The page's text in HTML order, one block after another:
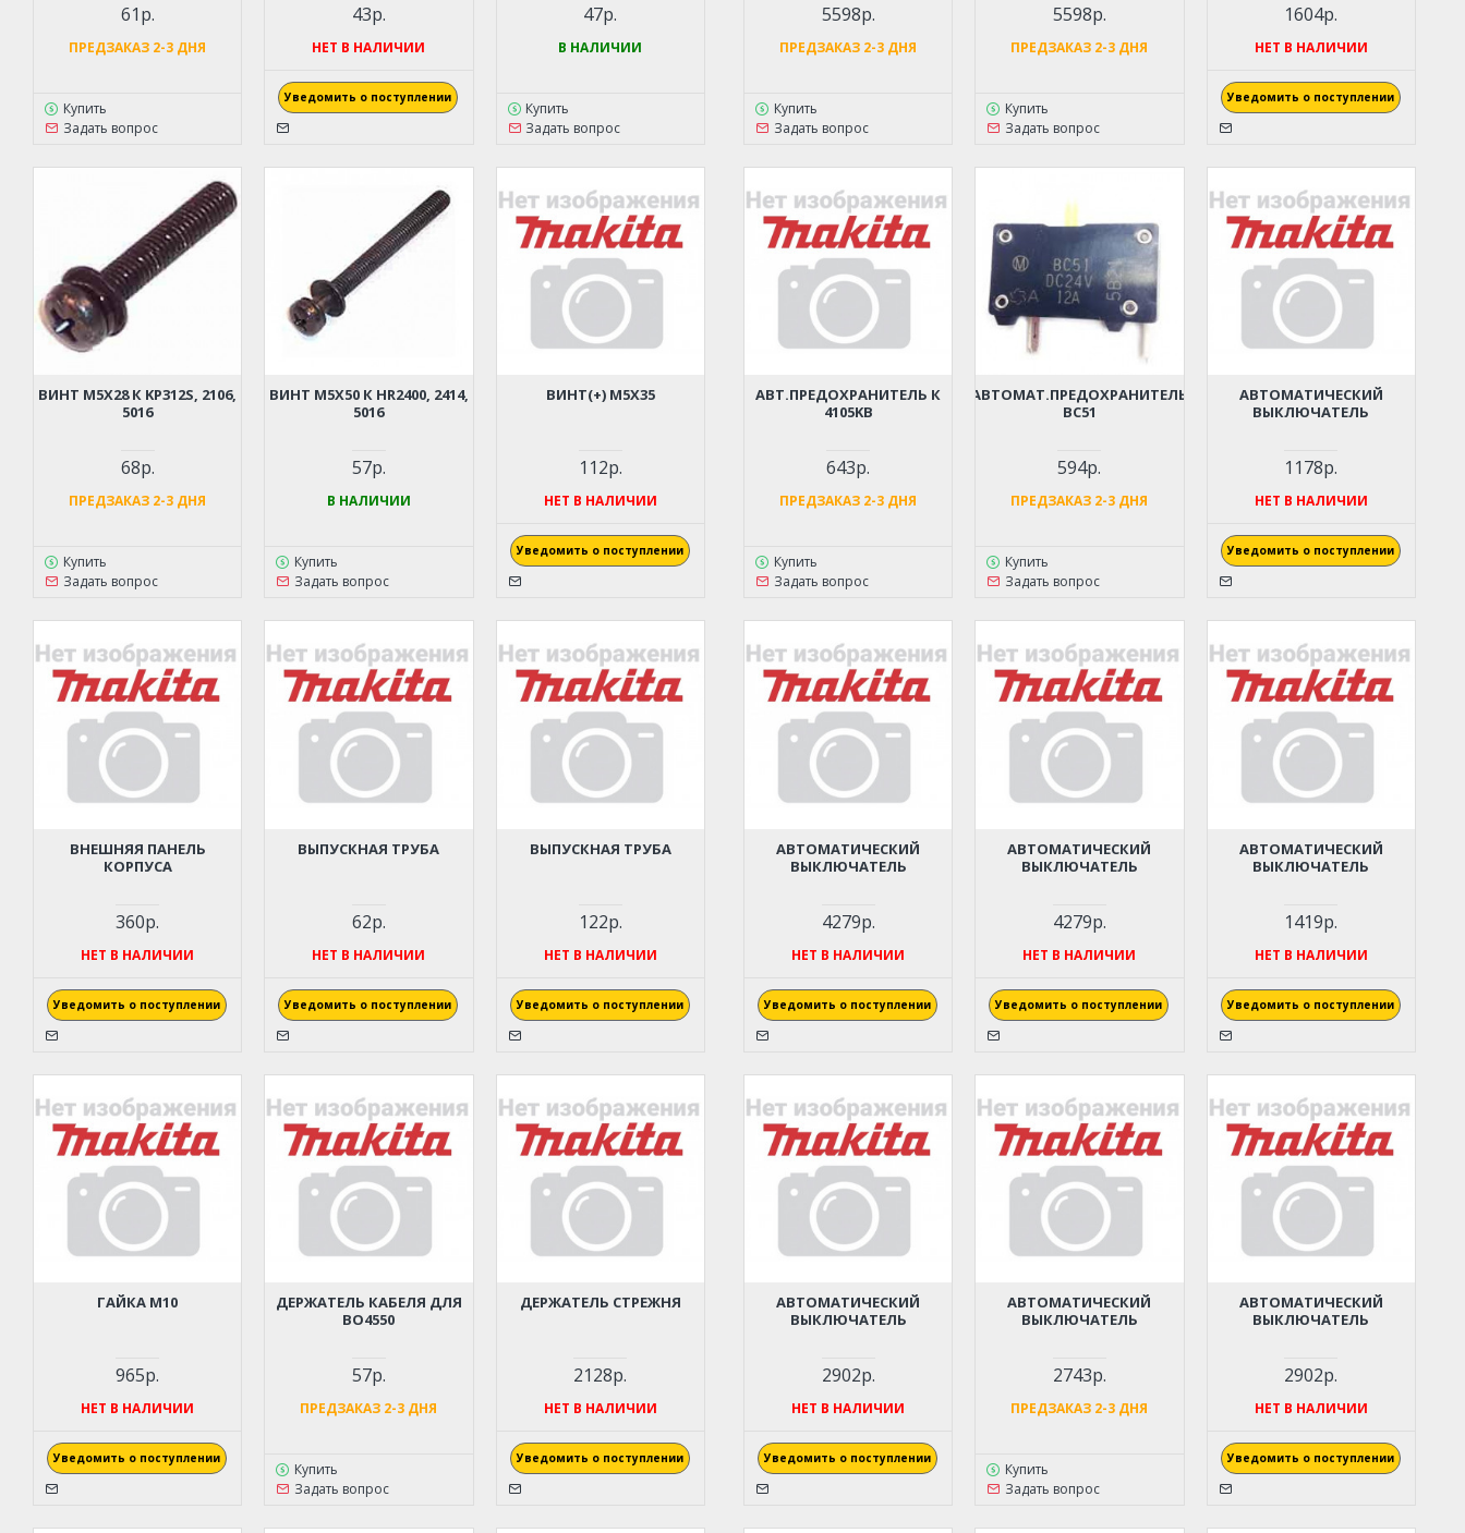
61р.
ПРЕДЗАКАЗ 2-3 ДНЯ
Купить
Задать вопрос
43р.
НЕТ В НАЛИЧИИ
Уведомить о поступлении
47р.
В НАЛИЧИИ
Купить
Задать вопрос
ВИНТ M5Х28 К KP312S, 2106,
5016
68р.
ПРЕДЗАКАЗ 2-3 ДНЯ
Купить
Задать вопрос
ВИНТ M5Х50 К HR2400, 2414,
5016
57р.
В НАЛИЧИИ
Купить
Задать вопрос
ВИНТ(+) M5Х35
112р.
НЕТ В НАЛИЧИИ
Уведомить о поступлении
ВНЕШНЯЯ ПАНЕЛЬ
КОРПУСА
360р.
НЕТ В НАЛИЧИИ
Уведомить о поступлении
ВЫПУСКНАЯ ТРУБА
62р.
НЕТ В НАЛИЧИИ
Уведомить о поступлении
ВЫПУСКНАЯ ТРУБА
122р.
НЕТ В НАЛИЧИИ
Уведомить о поступлении
ГАЙКА M10
965р.
НЕТ В НАЛИЧИИ
Уведомить о поступлении
ДЕРЖАТЕЛЬ КАБЕЛЯ ДЛЯ
BO4550
57р.
ПРЕДЗАКАЗ 2-3 ДНЯ
Купить
Задать вопрос
ДЕРЖАТЕЛЬ СТРЕЖНЯ
2128р.
НЕТ В НАЛИЧИИ
Уведомить о поступлении
5598р.
ПРЕДЗАКАЗ 2-3 ДНЯ
Купить
Задать вопрос
5598р.
ПРЕДЗАКАЗ 2-3 ДНЯ
Купить
Задать вопрос
1604р.
НЕТ В НАЛИЧИИ
Уведомить о поступлении
АВТ.ПРЕДОХРАНИТЕЛЬ К
4105KB
643р.
ПРЕДЗАКАЗ 2-3 ДНЯ
Купить
Задать вопрос
АВТОМАТ.ПРЕДОХРАНИТЕЛЬ
BC51
594р.
ПРЕДЗАКАЗ 2-3 ДНЯ
Купить
Задать вопрос
АВТОМАТИЧЕСКИЙ
ВЫКЛЮЧАТЕЛЬ
1178р.
НЕТ В НАЛИЧИИ
Уведомить о поступлении
АВТОМАТИЧЕСКИЙ
ВЫКЛЮЧАТЕЛЬ
4279р.
НЕТ В НАЛИЧИИ
Уведомить о поступлении
АВТОМАТИЧЕСКИЙ
ВЫКЛЮЧАТЕЛЬ
4279р.
НЕТ В НАЛИЧИИ
Уведомить о поступлении
АВТОМАТИЧЕСКИЙ
ВЫКЛЮЧАТЕЛЬ
1419р.
НЕТ В НАЛИЧИИ
Уведомить о поступлении
АВТОМАТИЧЕСКИЙ
ВЫКЛЮЧАТЕЛЬ
2902р.
НЕТ В НАЛИЧИИ
Уведомить о поступлении
АВТОМАТИЧЕСКИЙ
ВЫКЛЮЧАТЕЛЬ
2743р.
ПРЕДЗАКАЗ 2-3 ДНЯ
Купить
Задать вопрос
АВТОМАТИЧЕСКИЙ
ВЫКЛЮЧАТЕЛЬ
2902р.
НЕТ В НАЛИЧИИ
Уведомить о поступлении